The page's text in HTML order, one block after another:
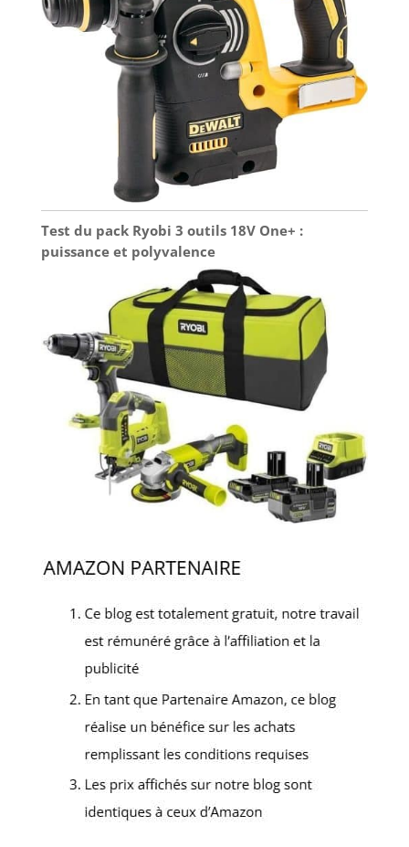
Test du pack Ryobi 3 outils 18V One+ :
puissance et polyvalence